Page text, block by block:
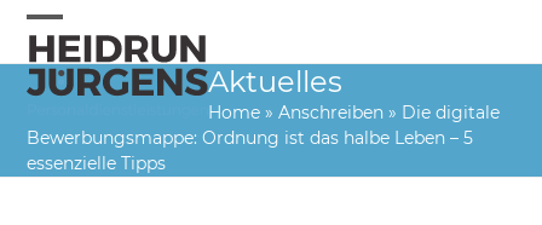
Skip
content
Open
mobile
menu
Close
mobile
menu
Aktuelles
Home »Anschreiben » Die digitale
Bewerbungsmappe: Ordnung ist das halbe Leben – 5
essenzielle Tipps